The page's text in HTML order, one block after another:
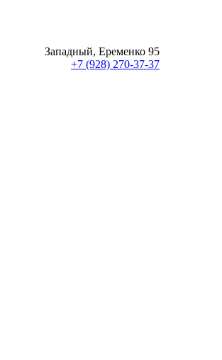
Западный, Еременко 95
+7 (928) 270-37-37